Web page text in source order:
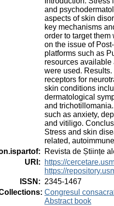
and
aspects of skin
key mechanisms
order to target
on the issue of
platforms such as
resources available
were used.
receptors for
skin conditions
dermatological
and
such as anxiety,
and vitiligo.
Stress and skin
related,
:
Revista de Științe
URI :
https://
https://
ISSN : 2345-1467
Congresul
Abstract book